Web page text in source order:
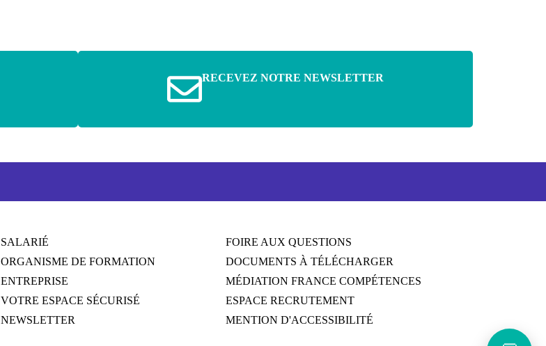
RECEVEZ NOTRE NEWSLETTER
SALARIÉ
ORGANISME DE FORMATION
ENTREPRISE
VOTRE ESPACE SÉCURISÉ
NEWSLETTER
FOIRE AUX QUESTIONS
DOCUMENTS À TÉLÉCHARGER
MÉDIATION FRANCE COMPÉTENCES
ESPACE RECRUTEMENT
MENTION D'ACCESSIBILITÉ